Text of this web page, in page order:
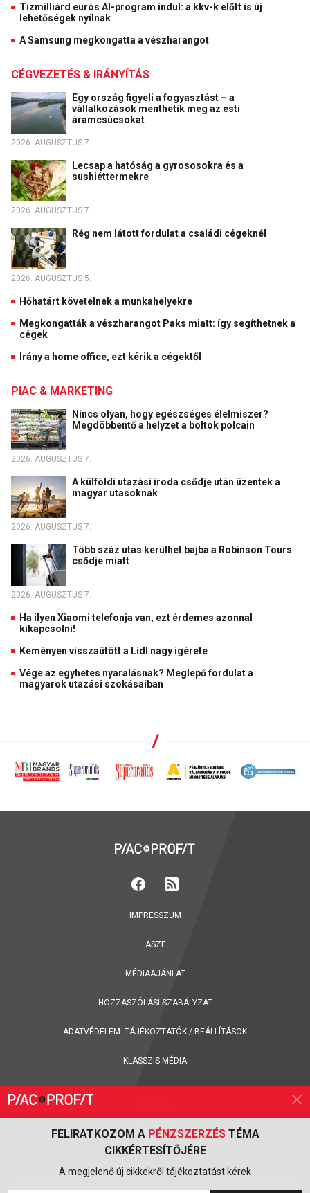
FELIRATKOZOM A PÉNZSZERZÉSTÉMA
CIKKÉRTESÍTŐJÉRE
A megjelenő új cikkekről tájékoztatást kérek
Tízmilliárd eurós AI-program indul: a kkv-k előtt is új
lehetőségek nyílnak
A Samsung megkongatta a vészharangot
CÉGVEZETÉS & IRÁNYÍTÁS
Egy ország figyeli a fogyasztást – a
vállalkozások menthetik meg az esti
áramcsúcsokat
2026. AUGUSZTUS 7.
Lecsap a hatóság a gyrososokra és a
sushiéttermekre
2026. AUGUSZTUS 7.
Rég nem látott fordulat a családi cégeknél
2026. AUGUSZTUS 5.
Hőhatárt követelnek a munkahelyekre
Megkongatták a vészharangot Paks miatt: így segíthetnek a
cégek
Irány a home office, ezt kérik a cégektől
PIAC & MARKETING
Nincs olyan, hogy egészséges élelmiszer?
Megdöbbentő a helyzet a boltok polcain
2026. AUGUSZTUS 7.
A külföldi utazási iroda csődje után üzentek a
magyar utasoknak
2026. AUGUSZTUS 7.
Több száz utas kerülhet bajba a Robinson Tours
csődje miatt
2026. AUGUSZTUS 7.
Ha ilyen Xiaomi telefonja van, ezt érdemes azonnal
kikapcsolni!
Keményen visszaütött a Lidl nagy ígérete
Vége az egyhetes nyaralásnak? Meglepő fordulat a
magyarok utazási szokásaiban
IMPRESSZUM
ÁSZF
MÉDIAAJÁNLAT
HOZZÁSZÓLÁSI SZABÁLYZAT
ADATVÉDELEM: TÁJÉKOZTATÓK / BEÁLLÍTÁSOK
KLASSZIS MÉDIA
FELIRATKOZÁS A PIAC & PROFIT ONLINE MAGAZIN HÍRLEVELÉRE